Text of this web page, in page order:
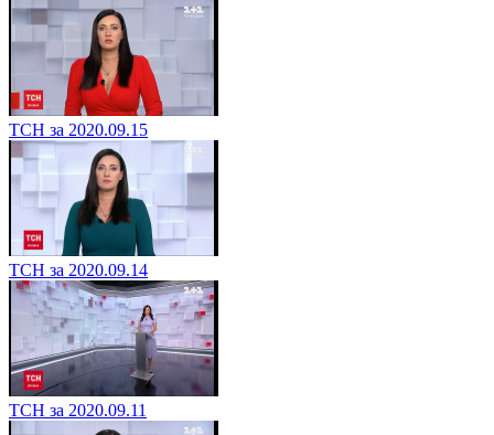
ТСН за 2020.09.15
ТСН за 2020.09.14
ТСН за 2020.09.11